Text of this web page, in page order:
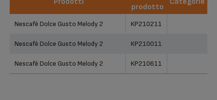
prodotto
prodotto
Nescafé Dolce Gusto Melody 2 KP210211
Nescafé Dolce Gusto Melody 2 KP210011
Nescafé Dolce Gusto Melody 2 KP210611